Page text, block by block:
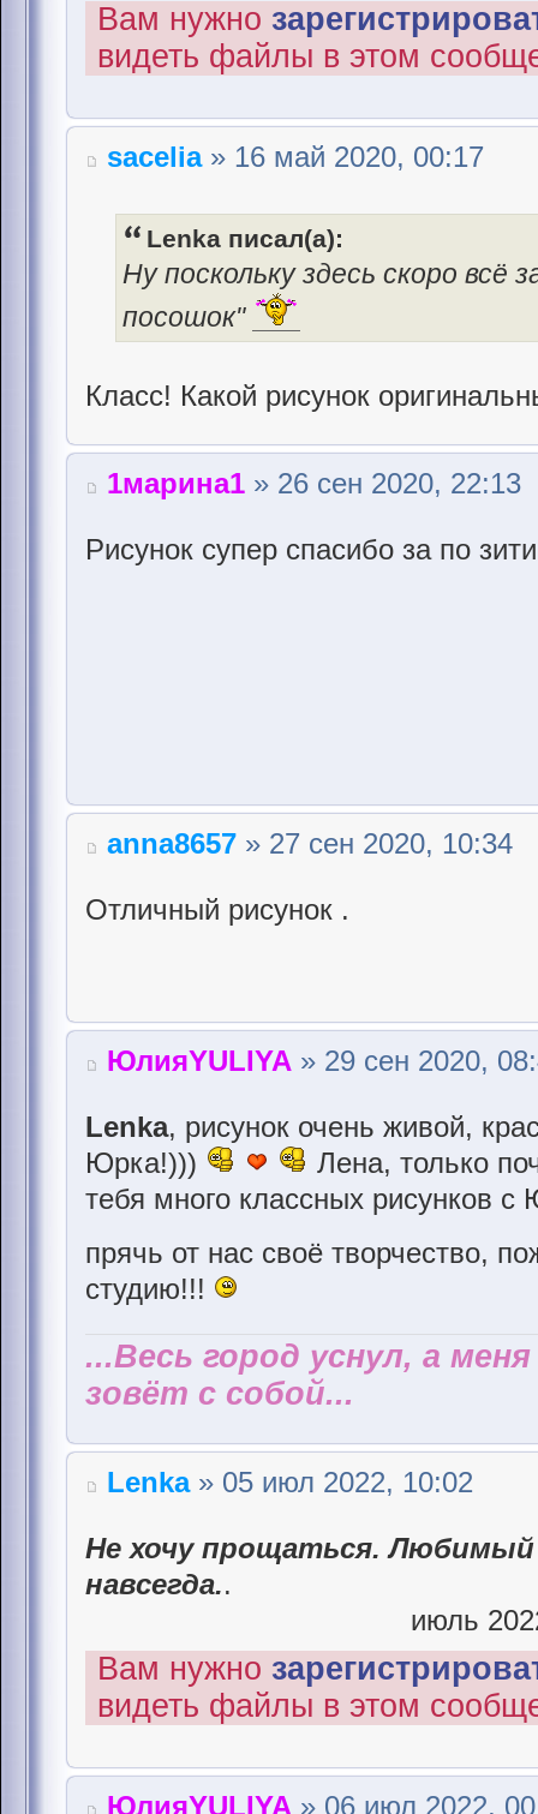
Вам нужно
видеть файлы в этом
sacelia» 16 май 2020, 00:17
Lenka писал(а):
Ну поскольку здесь скоро всё
посошок"
Класс! Какой рисунок
1марина1 » 26 сен 2020, 22:13
Риcунок супер спасибо за по
anna8657 » 27 сен 2020, 10:34
Отличный рисунок .
ЮлияYULIYA » 29 сен 2020,
Lenka, рисунок очень живой,
Юрка!)))
Лена, только
тебя много классных рисунков
прячь от нас своё творчество,
студию!!!
...Весь город уснул, а
зовёт с собой...
Lenka» 05 июл 2022, 10:02
Не хочу прощаться. Любимый
навсегда..
июль
Вам нужно
видеть файлы в этом
ЮлияYULIYA » 06 июл 2022,